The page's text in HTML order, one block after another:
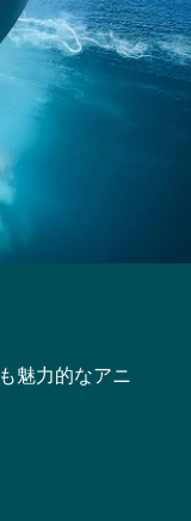
魅力的なアニ